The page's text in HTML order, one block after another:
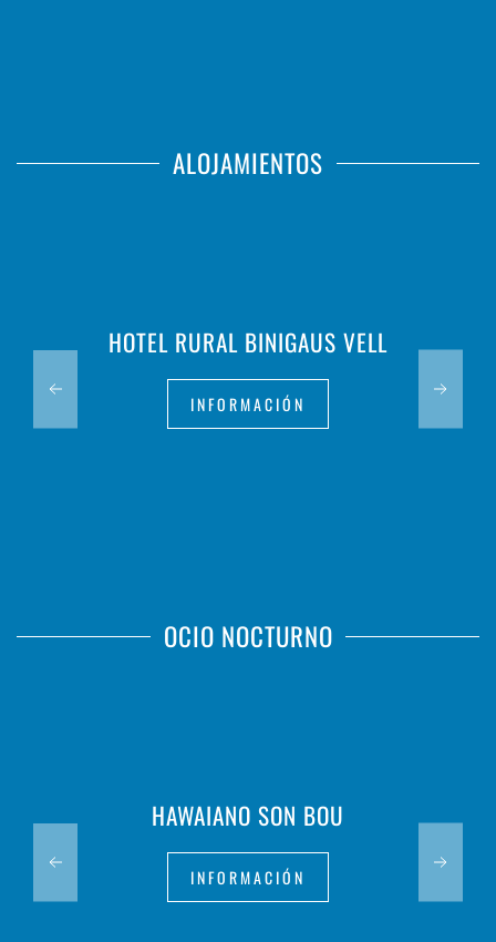
ALOJAMIENTOS
HOTEL RURAL BINIGAUS VELL
INFORMACIÓN
OCIO NOCTURNO
HAWAIANO SON BOU
INFORMACIÓN